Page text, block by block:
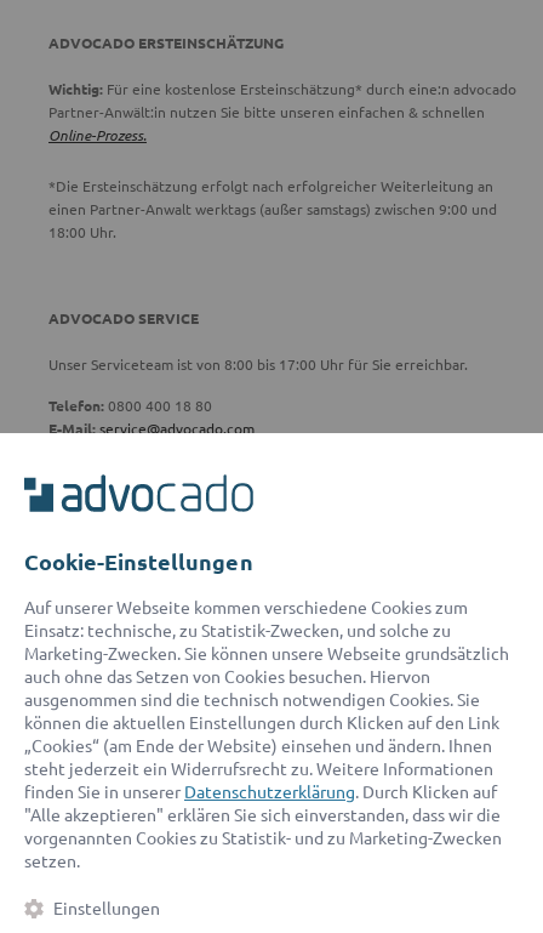
ADVOCADO ERSTEINSCHÄTZUNG
Wichtig: Für eine kostenlose Ersteinschätzung* durch eine:n advocado
Partner-Anwält:in nutzen Sie bitte unseren einfachen & schnellen
Online-Prozess.
*Die Ersteinschätzung erfolgt nach erfolgreicher Weiterleitung an
einen Partner-Anwalt werktags (außer samstags) zwischen 9:00 und
18:00 Uhr.
ADVOCADO SERVICE
Unser Serviceteam ist von 8:00 bis 17:00 Uhr für Sie erreichbar.
Telefon:0800 400 18 80
E-Mail:service@advocado.com
© 2026 advocado - einfach online den passenden Rechtsanwalt finden
Auszeichnungen:
Cookies
Cookie-Einstellungen
Auf unserer Webseite kommen verschiedene Cookies zum
Einsatz: technische, zu Statistik-Zwecken, und solche zu
Marketing-Zwecken. Sie können unsere Webseite grundsätzlich
auch ohne das Setzen von Cookies besuchen. Hiervon
ausgenommen sind die technisch notwendigen Cookies. Sie
können die aktuellen Einstellungen durch Klicken auf den Link
„Cookies“ (am Ende der Website) einsehen und ändern. Ihnen
steht jederzeit ein Widerrufsrecht zu. Weitere Informationen
finden Sie in unserer Datenschutzerklärung. Durch Klicken auf
"Alle akzeptieren" erklären Sie sich einverstanden, dass wir die
vorgenannten Cookies zu Statistik- und zu Marketing-Zwecken
setzen.
Einstellungen